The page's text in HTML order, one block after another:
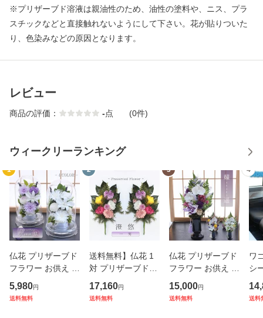
※プリザーブド溶液は親油性のため、油性の塗料や、ニス、プラ
スチックなどと直接触れないようにして下さい。花が貼りついた
り、色染みなどの原因となります。
レビュー
商品の評価： -点 (0件)
ウィークリーランキング
1
仏花 プリザーブド
フラワー お供え お
花 お悔やみ お彼岸
仏壇 枯れない 仏花
5,980円
送料無料
2
送料無料】仏花 1
対 プリザーブドフ
ラワー お供え お花
お悔やみ お彼岸 仏
17,160円
送料無料
3
仏花 プリザーブド
フラワー お供え お
花 お悔やみ お彼岸
仏壇 枯れない 仏花
15,000円
送料無料
4
ワ
シ
1S
撥
送料